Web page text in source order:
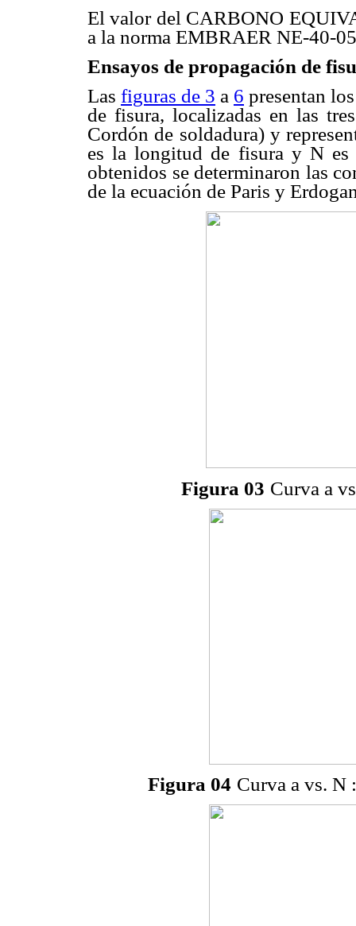
El valor del CARBONO
a la norma EMBRAER NE-40-
Ensayos de propagación de
Las figuras de 3 a 6 presentan
de fisura, localizadas en las
Cordón de soldadura) y
es la longitud de fisura y N es
obtenidos se determinaron las
de la ecuación de Paris y
Figura 03 Curva a
Figura 04 Curva a vs. N